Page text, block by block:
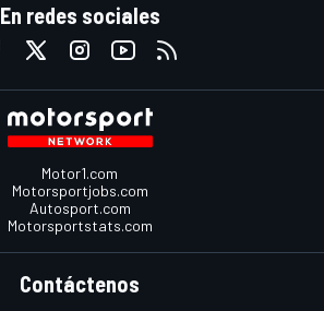
En redes sociales
Motor1.com
Motorsportjobs.com
Autosport.com
Motorsportstats.com
Contáctenos